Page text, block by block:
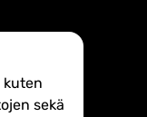
kuten
sekä